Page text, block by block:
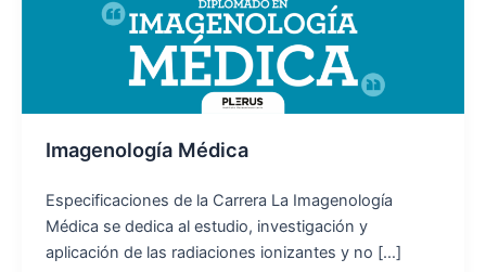
Imagenología Médica
Especificaciones de la Carrera La Imagenología
Médica se dedica al estudio, investigación y
aplicación de las radiaciones ionizantes y no […]